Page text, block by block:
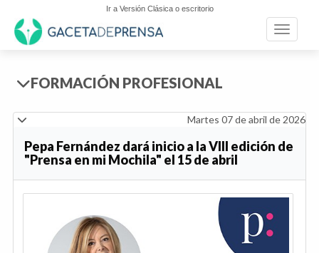
Ir a Versión Clásica o escritorio
Toggle
FORMACIÓN PROFESIONAL
Martes 07 de abril de 2026
Pepa Fernández dará inicio a la VIII edición de
"Prensa en mi Mochila" el 15 de abril